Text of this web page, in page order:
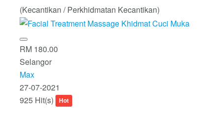
(Kecantikan / Perkhidmatan Kecantikan)
RM 180.00
Selangor
Max
27-07-2021
925 Hit(s)
Hot